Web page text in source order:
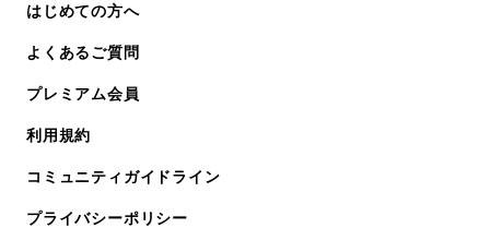
はじめての方へ
よくあるご質問
プレミアム会員
利用規約
コミュニティガイドライン
プライバシーポリシー